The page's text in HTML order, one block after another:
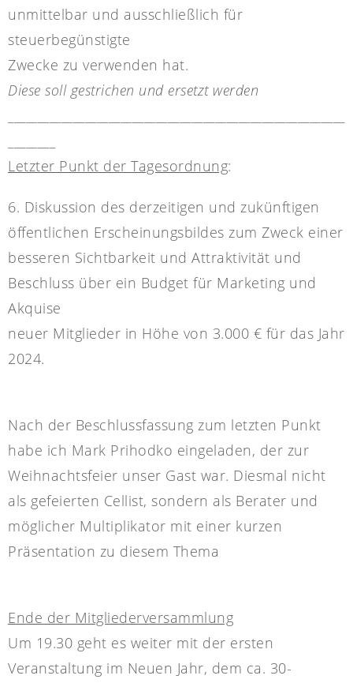
unmittelbar und ausschließlich für
steuerbegünstigte
Zwecke zu verwenden hat.
Diese soll gestrichen und ersetzt werden
Letzter Punkt der Tagesordnung:
6. Diskussion des derzeitigen und zukünftigen
öffentlichen Erscheinungsbildes zum Zweck einer
besseren Sichtbarkeit und Attraktivität und
Beschluss über ein Budget für Marketing und
Akquise
neuer Mitglieder in Höhe von 3.000 € für das Jahr
2024.
Nach der Beschlussfassung zum letzten Punkt
habe ich Mark Prihodko eingeladen, der zur
Weihnachtsfeier unser Gast war. Diesmal nicht
als gefeierten Cellist, sondern als Berater und
möglicher Multiplikator mit einer kurzen
Präsentation zu diesem Thema
Ende der Mitgliederversammlung
Um 19.30 geht es weiter mit der ersten
Veranstaltung im Neuen Jahr, dem ca. 30-